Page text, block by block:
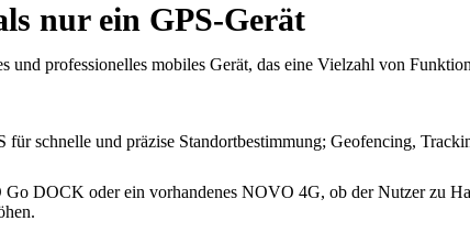
nur ein GPS-Gerät
und professionelles mobiles Gerät, das eine Vielzahl von
schnelle und präzise Standortbestimmung; Geofencing,
DOCK oder ein vorhandenes NOVO 4G, ob der Nutzer zu